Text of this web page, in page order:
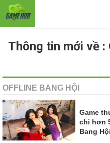
Thông tin mới về :
OFFLINE BANG HỘI
Game
chi hơn
Bang Hội